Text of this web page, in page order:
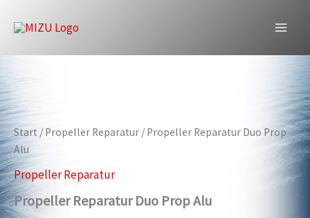
Inhalt
Start / Propeller Reparatur / Propeller Reparatur Duo Prop
Alu
Propeller Reparatur
Propeller Reparatur Duo Prop Alu
Alu